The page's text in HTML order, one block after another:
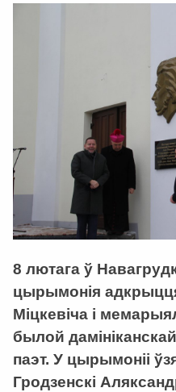
8 лютага ў
цырымонія
Міцкевіча і
былой
паэт. У цырымоніі
Гродзенскі